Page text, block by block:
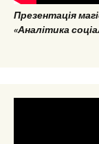
Презентація
«Аналітика